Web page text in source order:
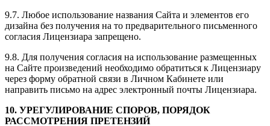
9.7. Любое использование названия Сайта и элементов его
дизайна без получения на то предварительного письменного
согласия Лицензиара запрещено.
9.8. Для получения согласия на использование размещенных
на Сайте произведений необходимо обратиться к Лицензиару
через форму обратной связи в Личном Кабинете или
направить письмо на адрес электронный почты Лицензиара.
10. УРЕГУЛИРОВАНИЕ СПОРОВ, ПОРЯДОК
РАССМОТРЕНИЯ ПРЕТЕНЗИЙ